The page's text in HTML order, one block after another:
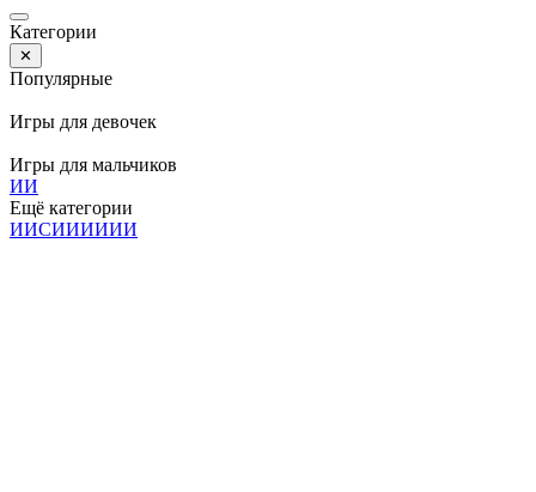
Категории
✕
Популярные
Игры для девочек
Игры для мальчиков
ИИ
Ещё категории
ИИСИИИИИИ